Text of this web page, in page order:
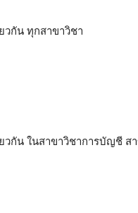
กัน ทุกสาขาวิชา
กัน ในสาขาวิชาการบัญชี ส